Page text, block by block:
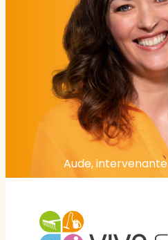
Aude, intervenante